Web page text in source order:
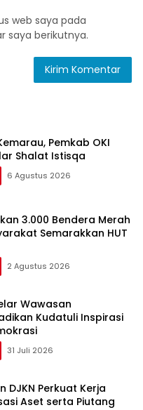
web saya pada
saya berikutnya.
Pemkab OKI
Shalat Istisqa
6 Agustus 2026
3.000 Bendera Merah
Semarakkan HUT
2 Agustus 2026
Wawasan
Kudatuli Inspirasi
31 Juli 2026
DJKN Perkuat Kerja
Aset serta Piutang